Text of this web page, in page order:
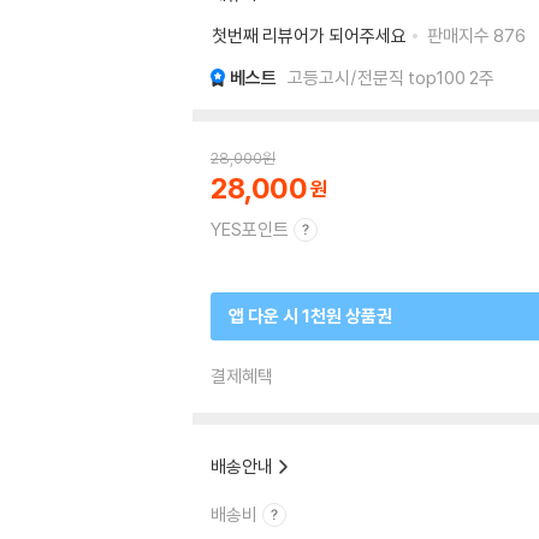
첫번째 리뷰어가 되어주세요
판매지수 876
베스트 고등고시/전문직 top100 2주
28,000원
28,000
YES포인트
앱 다운 시 1천원 상품권
결제혜택
배송안내
배송비